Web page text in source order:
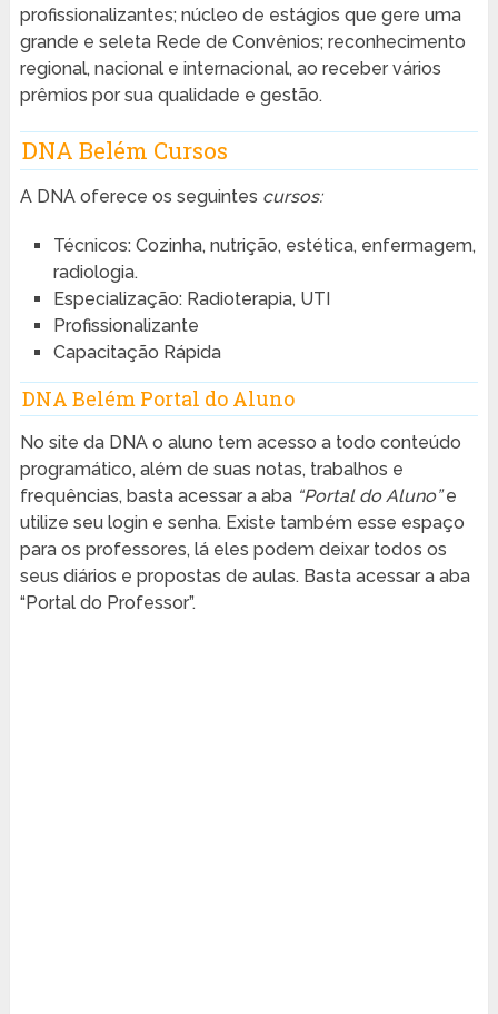
profissionalizantes; núcleo de estágios que gere uma
grande e seleta Rede de Convênios; reconhecimento
regional, nacional e internacional, ao receber vários
prêmios por sua qualidade e gestão.
DNA Belém Cursos
A DNA oferece os seguintes cursos:
Técnicos: Cozinha, nutrição, estética, enfermagem,
radiologia.
Especialização: Radioterapia, UTI
Profissionalizante
Capacitação Rápida
DNA Belém Portal do Aluno
No site da DNA o aluno tem acesso a todo conteúdo
programático, além de suas notas, trabalhos e
frequências, basta acessar a aba“Portal do Aluno”e
utilize seu login e senha. Existe também esse espaço
para os professores, lá eles podem deixar todos os
seus diários e propostas de aulas. Basta acessar a aba
“Portal do Professor”.